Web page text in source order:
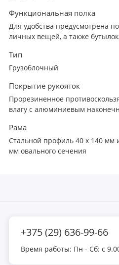
Функциональная полка
Для удобства предусмотрена
личных вещей, а также
Тип
Грузоблочный
Покрытие рукояток
Прорезиненное
влагу с алюминиевым
Рама
Стальной профиль 40 х 140 мм
мм овального сечения
+375 (29) 636-99-66
Время работы: Пн - Сб: с